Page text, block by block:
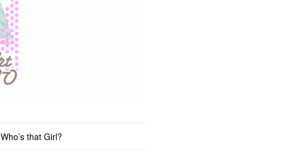
Who’s that Girl?